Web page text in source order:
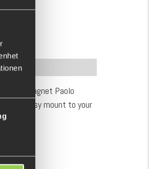
fish magnet Paolo
for easy mount to your